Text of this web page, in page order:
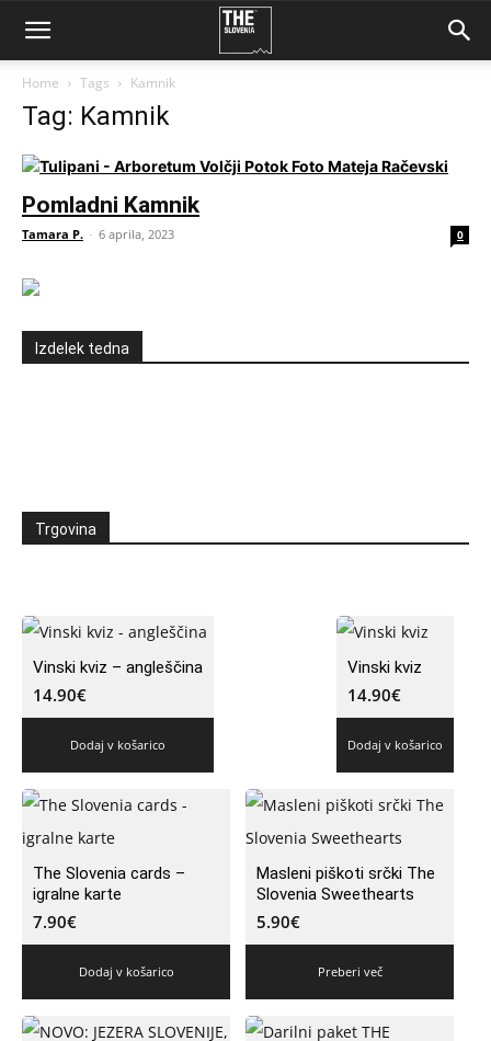
Home Tags Kamnik
Tag: Kamnik
Pomladni Kamnik
Tamara P. - 6 aprila, 2023 0
Izdelek tedna
Trgovina
Vinski kviz – angleščina
14.90€
Dodaj v košarico
Vinski kviz
14.90€
Dodaj v košarico
The Slovenia cards –
igralne karte
7.90€
Dodaj v košarico
Masleni piškoti srčki The
Slovenia Sweethearts
5.90€
Preberi več